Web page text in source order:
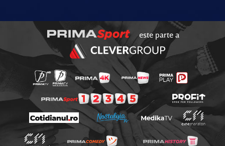
este parte a